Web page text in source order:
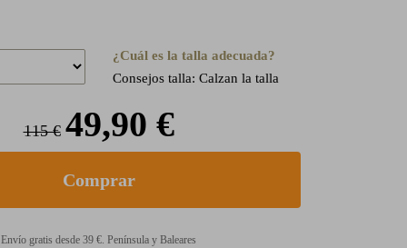
¿Cuál es la talla adecuada?
Consejos talla: Calzan la talla
115 € 49,90 €
Envío gratis desde 39 €. Península y Baleares